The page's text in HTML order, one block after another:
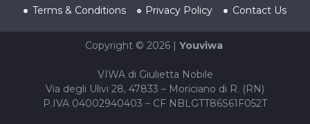
Terms & Conditions Privacy Policy Contact Us
Copyright © 2026 | Youviwa
VIWA di Giulietta Nobile
Via degli Ulivi 28, 47833 – Moriciano di R. (RN)
P.IVA 04002940403 – CF NBLGTT86S61F052T